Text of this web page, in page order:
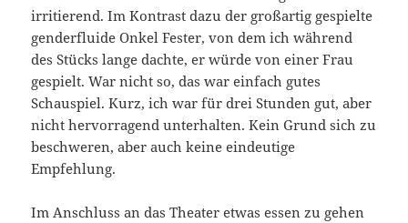
irritierend. Im Kontrast dazu der großartig gespielte
genderfluide Onkel Fester, von dem ich während
des Stücks lange dachte, er würde von einer Frau
gespielt. War nicht so, das war einfach gutes
Schauspiel. Kurz, ich war für drei Stunden gut, aber
nicht hervorragend unterhalten. Kein Grund sich zu
beschweren, aber auch keine eindeutige
Empfehlung.
Im Anschluss an das Theater etwas essen zu gehen